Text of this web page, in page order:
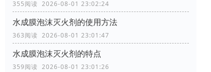
355阅读 2026-08-01 23:02:24
水成膜泡沫灭火剂的使用方法
363阅读 2026-08-01 23:01:47
水成膜泡沫灭火剂的特点
359阅读 2026-08-01 23:01:26